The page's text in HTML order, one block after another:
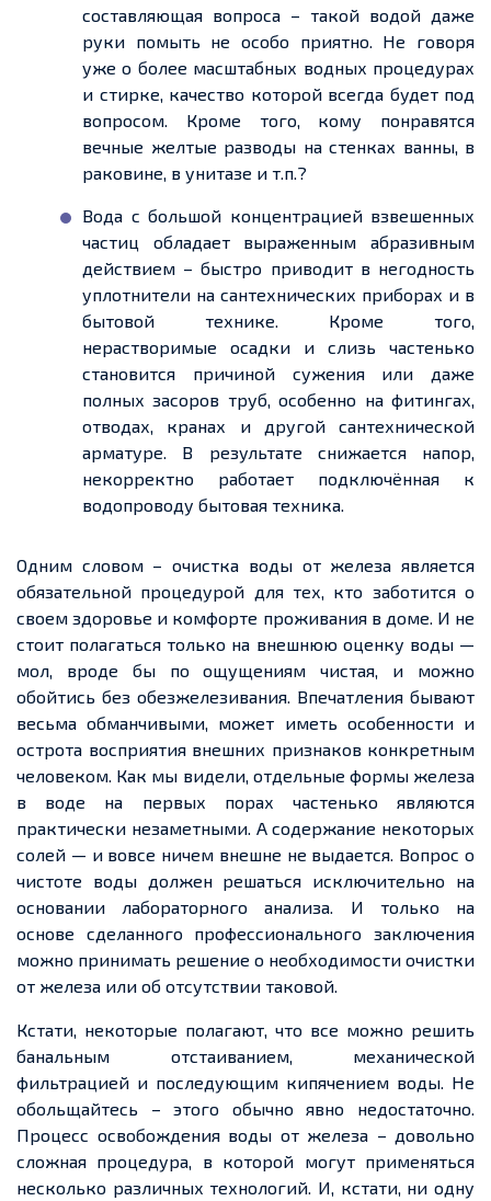
составляющая вопроса – такой водой даже
руки помыть не особо приятно. Не говоря
уже о более масштабных водных процедурах
и стирке, качество которой всегда будет под
вопросом. Кроме того, кому понравятся
вечные желтые разводы на стенках ванны, в
раковине, в унитазе и т.п.?
Вода с большой концентрацией взвешенных
частиц обладает выраженным абразивным
действием – быстро приводит в негодность
уплотнители на сантехнических приборах и в
бытовой технике. Кроме того,
нерастворимые осадки и слизь частенько
становится причиной сужения или даже
полных засоров труб, особенно на фитингах,
отводах, кранах и другой сантехнической
арматуре. В результате снижается напор,
некорректно работает подключённая к
водопроводу бытовая техника.
Одним словом – очистка воды от железа является
обязательной процедурой для тех, кто заботится о
своем здоровье и комфорте проживания в доме. И не
стоит полагаться только на внешнюю оценку воды —
мол, вроде бы по ощущениям чистая, и можно
обойтись без обезжелезивания. Впечатления бывают
весьма обманчивыми, может иметь особенности и
острота восприятия внешних признаков конкретным
человеком. Как мы видели, отдельные формы железа
в воде на первых порах частенько являются
практически незаметными. А содержание некоторых
солей — и вовсе ничем внешне не выдается. Вопрос о
чистоте воды должен решаться исключительно на
основании лабораторного анализа. И только на
основе сделанного профессионального заключения
можно принимать решение о необходимости очистки
от железа или об отсутствии таковой.
Кстати, некоторые полагают, что все можно решить
банальным отстаиванием, механической
фильтрацией и последующим кипячением воды. Не
обольщайтесь – этого обычно явно недостаточно.
Процесс освобождения воды от железа – довольно
сложная процедура, в которой могут применяться
несколько различных технологий. И, кстати, ни одну